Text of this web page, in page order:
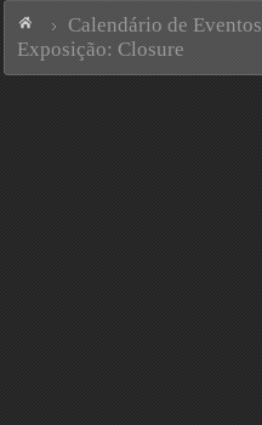
Calendário de Eventos
Exposição: Closure